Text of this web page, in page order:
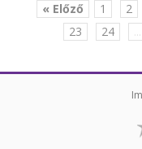
« Előző 1 2
23
24 ...